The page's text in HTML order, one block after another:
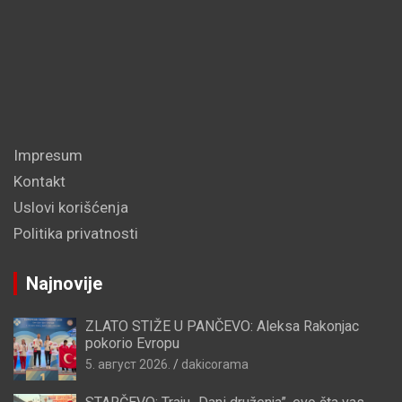
Impresum
Kontakt
Uslovi korišćenja
Politika privatnosti
Najnovije
ZLATO STIŽE U PANČEVO: Aleksa Rakonjac
pokorio Evropu
5. август 2026. dakicorama